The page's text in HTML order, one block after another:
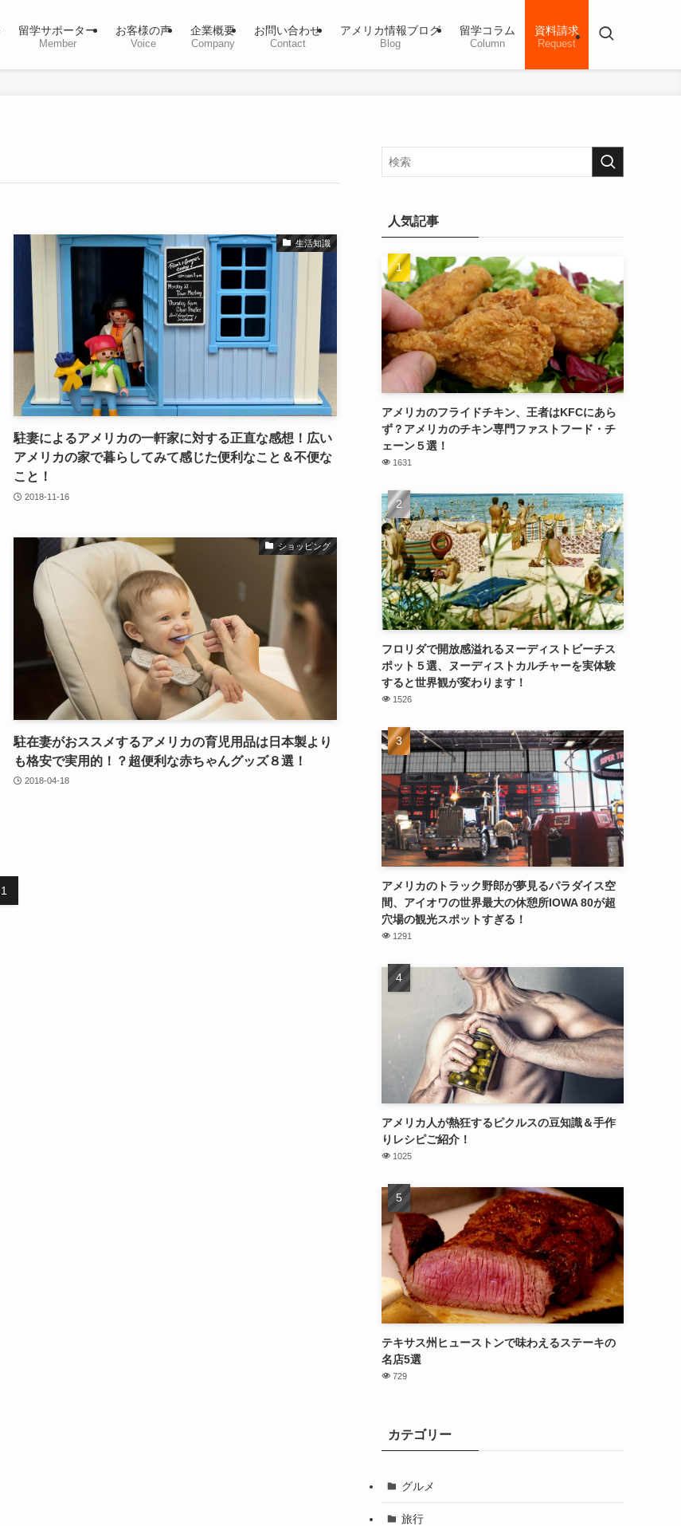
留学サポーター
Member
お客様の声
Voice
企業概要
Company
お問い合わせ
Contact
アメリカ情報ブログ
Blog
留学コラム
Column
資料請求
Request
生活知識
駐妻によるアメリカの一軒家に対する正直な感想！広い
アメリカの家で暮らしてみて感じた便利なこと＆不便な
こと！
2018-11-16
ショッピング
駐在妻がおススメするアメリカの育児用品は日本製より
も格安で実用的！？超便利な赤ちゃんグッズ８選！
2018-04-18
1
人気記事
アメリカのフライドチキン、王者はKFCにあら
ず？アメリカのチキン専門ファストフード・チ
ェーン５選！
1631
フロリダで開放感溢れるヌーディストビーチス
ポット５選、ヌーディストカルチャーを実体験
すると世界観が変わります！
1526
アメリカのトラック野郎が夢見るパラダイス空
間、アイオワの世界最大の休憩所IOWA 80が超
穴場の観光スポットすぎる！
1291
アメリカ人が熱狂するピクルスの豆知識＆手作
りレシピご紹介！
1025
テキサス州ヒューストンで味わえるステーキの
名店5選
729
カテゴリー
グルメ
旅行